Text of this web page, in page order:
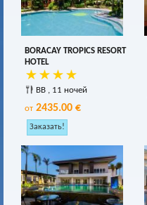
BORACAY TROPICS RESORT
HOTEL
BB , 11 ночей
от 2435.00 €